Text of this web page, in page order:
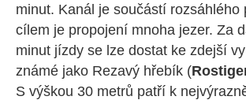
minut. Kanál je součástí rozsáhlého
cílem je propojení mnoha jezer. Za
minut jízdy se lze dostat ke zdejší
známé jako Rezavý hřebík (
S výškou 30 metrů patří k